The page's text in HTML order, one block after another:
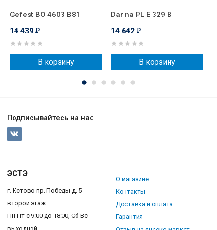
Gefest BO 4603 В81
14 439 ₽
В корзину
Darina PL E 329 B
14 642 ₽
В корзину
Подписывайтесь на нас
ЭСТЭ
г. Кстово пр. Победы д. 5
второй этаж
Пн-Пт с 9:00 до 18:00, Сб-Вс -
выходной
О магазине
Контакты
Доставка и оплата
Гарантия